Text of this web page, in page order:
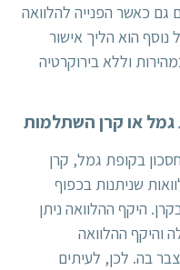
גם כאשר הפנייה להלוואה
נוסף הוא הליך אישור
וללא בירוקרטיה
גמל או קרן השתלמות
בקופת גמל, קרן
שניתנות בכפוף
היקף ההלוואה ניתן
והיקף ההלוואה
בה. לכן, לעיתים